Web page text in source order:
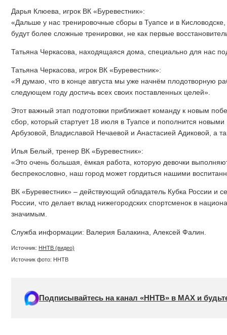
Дарья Клюева, игрок ВК «Буревестник»:
«Дальше у нас тренировочные сборы в Туапсе и в
будут более сложные тренировки, не как первые
Татьяна Черкасова, находящаяся дома, специально для нас
Татьяна Черкасова, игрок ВК «Буревестник»:
«Я думаю, что в конце августа мы уже начнём плодотворную
следующем году достичь всех своих поставленных целей».
Этот важный этап подготовки приближает команду к новым
сбор, который стартует 18 июля в Туапсе и пополнится
Арбузовой, Владиславой Нечаевой и Анастасией Адиковой, а
Илья Белый, тренер ВК «Буревестник»:
«Это очень большая, ёмкая работа, которую девочки
беспрекословно, наш город может гордиться нашими
ВК «Буревестник» – действующий обладатель Кубка России и
России, что делает вклад нижегородских спортсменок в
значимым.
Служба информации: Валерия Балакина, Алексей Фалин.
Источник: ННТВ (видео)
Источник фото: ННТВ
Подписывайтесь на канал «ННТВ» в МАХ и